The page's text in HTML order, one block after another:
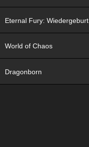
Eternal Fury: Wiedergeburt
World of Chaos
Dragonborn